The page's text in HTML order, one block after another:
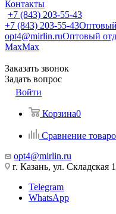
Контакты
+7 (843) 203-55-43
+7 (843) 203-55-43
opt4@mirlin.ruОптовый
MaxMax
Заказать звонок
Задать вопрос
Войти
Корзина0
Сравнение
opt4@mirlin.ru
г. Казань, ул. Складская
Telegram
WhatsApp